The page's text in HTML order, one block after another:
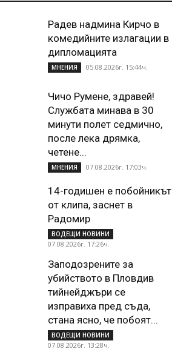
Радев надмина Кирчо в
комедийните излагации в
дипломацията
МНЕНИЯ 05.08.2026г. 15:44ч.
Чичо Румене, здравей!
Службата минава в 30
минути полет седмично,
после лека дрямка,
четене...
МНЕНИЯ 07.08.2026г. 17:03ч.
14-годишен е побойникът
от клипа, заснет в
Радомир
ВОДЕЩИ НОВИНИ
07.08.2026г. 17:26ч.
Заподозрените за
убийството в Пловдив
тийнейджъри се
изправиха пред съда,
стана ясно, че побоят...
ВОДЕЩИ НОВИНИ
07.08.2026г. 13:28ч.